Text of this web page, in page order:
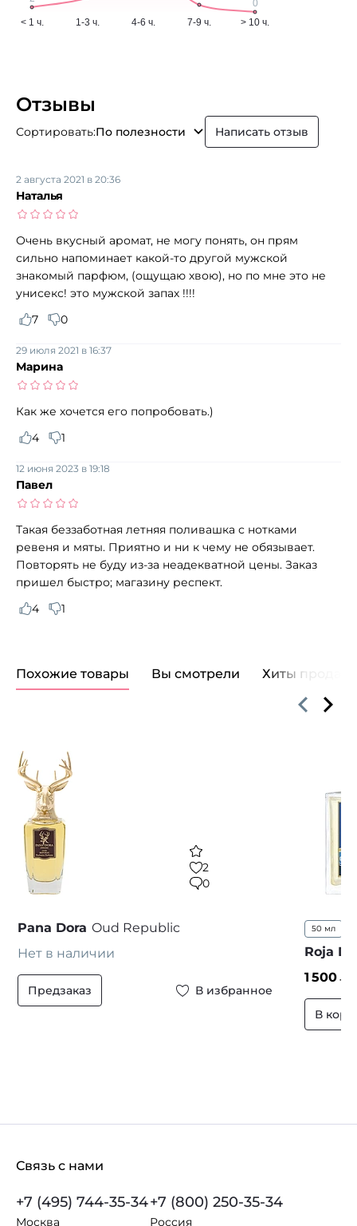
Отзывы
Сортировать:По полезности Написать отзыв
Наталья
2 августа 2021 в 20:36
Очень вкусный аромат, не могу понять, он прям
сильно напоминает какой-то другой мужской
знакомый парфюм, (ощущаю хвою), но по мне это не
унисекс! это мужской запах !!!!
7
0
Марина
29 июля 2021 в 16:37
Как же хочется его попробовать.)
4
1
Павел
12 июня 2023 в 19:18
Такая беззаботная летняя поливашка с нотками
ревеня и мяты. Приятно и ни к чему не обязывает.
Повторять не буду из-за неадекватной цены. Заказ
пришел быстро; магазину респект.
4
1
Похожие товары Вы смотрели Хиты продаж
2
0
Pana Dora Oud Republic
Нет в наличии
Предзаказ В избранное
50 мл
Roja
1 500₽
В
Связь с нами
+7 (495) 744-35-34
Москва
+7 (800) 250-35-34
Россия